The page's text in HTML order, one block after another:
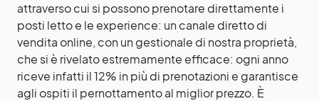
attraverso cui si possono prenotare direttamente i
posti letto e le experience: un canale diretto di
vendita online, con un gestionale di nostra proprietà,
che si è rivelato estremamente efficace: ogni anno
riceve infatti il 12% in più di prenotazioni e garantisce
agli ospiti il pernottamento al miglior prezzo. È